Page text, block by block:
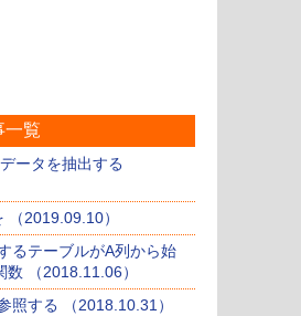
一覧
ータを抽出する
2019.09.10）
るテーブルがA列から始
（2018.11.06）
照する （2018.10.31）